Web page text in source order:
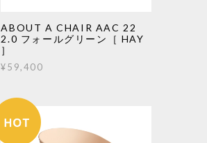
ABOUT A CHAIR AAC 22
2.0 フォールグリーン［ HAY
］
¥59,400